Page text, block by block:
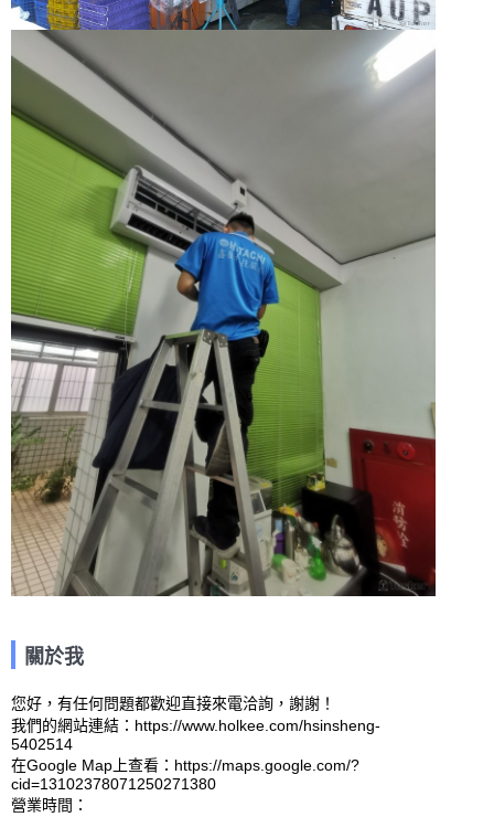
關於我
您好，有任何問題都歡迎直接來電洽詢，謝謝！
我們的網站連結：https://www.holkee.com/hsinsheng-
5402514
在Google Map上查看：https://maps.google.com/?
cid=13102378071250271380
營業時間：